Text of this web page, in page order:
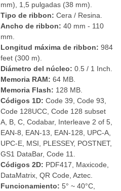
mm), 1,5 pulgadas (38 mm).
Tipo de ribbon: Cera / Resina.
Ancho de ribbon: 40 mm - 110
mm.
Longitud máxima de ribbon: 984
feet (300 m).
Diámetro del núcleo: 0.5 / 1 Inch.
Memoria RAM: 64 MB.
Memoria Flash: 128 MB.
Códigos 1D: Code 39, Code 93,
Code 128UCC, Code 128 subset
A, B, C, Codabar, Interleave 2 of 5,
EAN-8, EAN-13, EAN-128, UPC-A,
UPC-E, MSI, PLESSEY, POSTNET,
GS1 DataBar, Code 11.
Códigos 2D: PDF417, Maxicode,
DataMatrix, QR Code, Aztec.
Funcionamiento: 5° ~ 40°C,